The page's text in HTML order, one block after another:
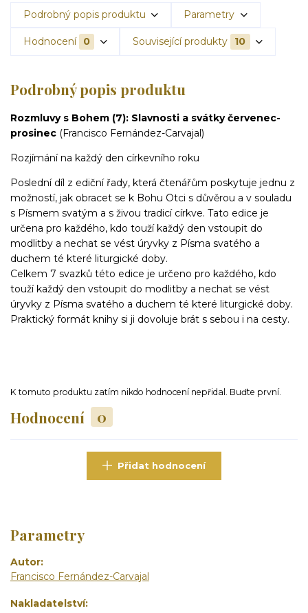
Podrobný popis produktu Parametry
Hodnocení 0 Související produkty 10
Podrobný popis produktu
Rozmluvy s Bohem (7): Slavnosti a svátky červenec-
prosinec (Francisco Fernández-Carvajal)
Rozjímání na každý den církevního roku
Poslední díl z ediční řady, která čtenářům poskytuje jednu z
možností, jak obracet se k Bohu Otci s důvěrou a v souladu
s Písmem svatým a s živou tradicí církve. Tato edice je
určena pro každého, kdo touží každý den vstoupit do
modlitby a nechat se vést úryvky z Písma svatého a
duchem té které liturgické doby.
Celkem 7 svazků této edice je určeno pro každého, kdo
touží každý den vstoupit do modlitby a nechat se vést
úryvky z Písma svatého a duchem té které liturgické doby.
Praktický formát knihy si ji dovoluje brát s sebou i na cesty.
Hodnocení 0
K tomuto produktu zatím nikdo hodnocení nepřidal. Buďte první.
Přidat hodnocení
Parametry
Autor
Francisco Fernández-Carvajal
Nakladatelství